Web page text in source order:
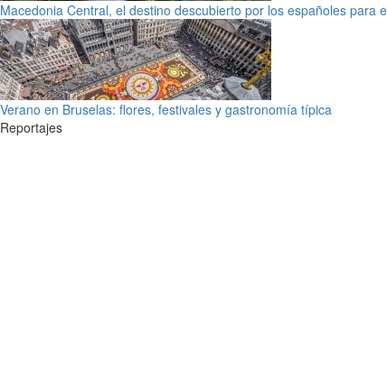
Macedonia Central, el destino descubierto por los españoles para
Verano en Bruselas: flores, festivales y gastronomía típica
Reportajes